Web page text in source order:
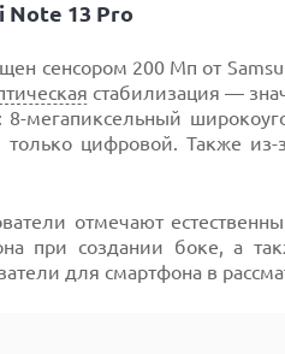
Note 13 Pro
сенсором 200 Мп от
стабилизация —
8-мегапиксельный
только цифровой. Также из-
отмечают
при создании боке, а
для смартфона в